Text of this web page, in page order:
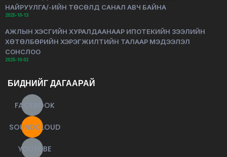
НАЙРУУЛГА/-ИЙН ТӨСӨЛД САНАЛ АВЧ БАЙНА
2025-10-13
АЖЛЫН ХЭСГИЙН ХУРАЛДААНААР ИПОТЕКИЙН ЗЭЭЛИЙН
ХӨТӨЛБӨРИЙН ХЭРЭГЖИЛТИЙН ТАЛААР МЭДЭЭЛЭЛ
СОНСЛОО
2025-10-02
БИДНИЙГ ДАГААРАЙ
FACEBOOK
SOUNDCLOUD
YOUTUBE